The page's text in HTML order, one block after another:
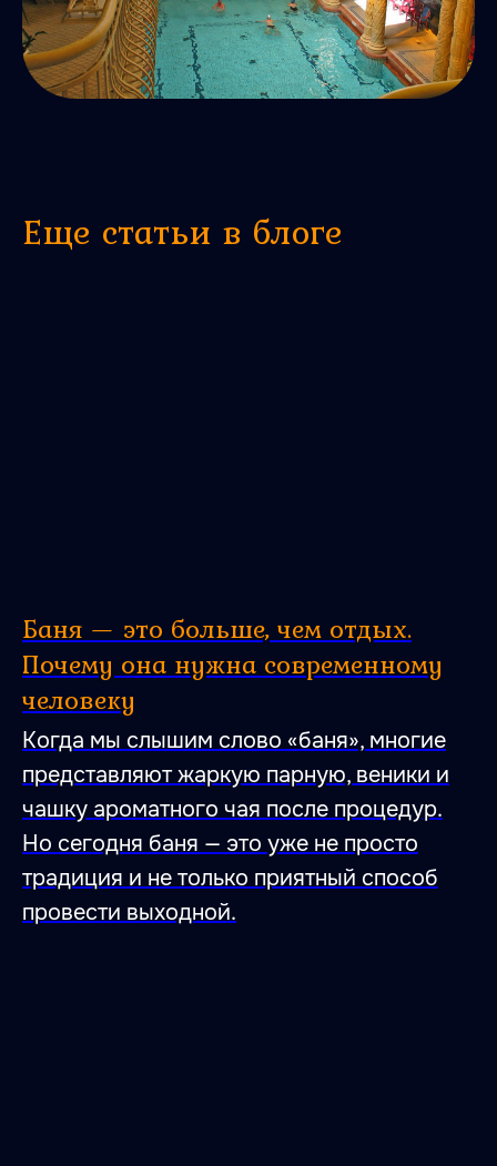
Еще статьи в блоге
Баня — это больше, чем отдых.
Почему она нужна современному
человеку
Когда мы слышим слово «баня», многие
представляют жаркую парную, веники и
чашку ароматного чая после процедур.
Но сегодня баня — это уже не просто
традиция и не только приятный способ
провести выходной.